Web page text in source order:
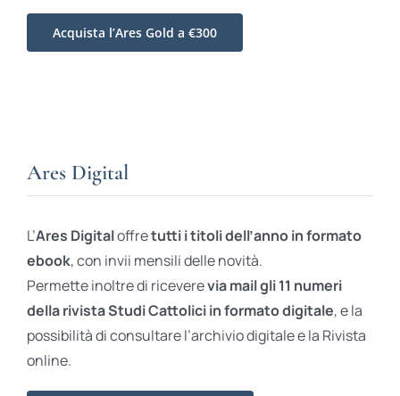
Acquista l’Ares Gold a €300
Ares Digital
L’Ares Digitaloffretutti i titoli dell’anno in formato
ebook, con invii mensili delle novità.
Permette inoltre di riceverevia mail gli 11 numeri
della rivista Studi Cattolici in formato digitale, e la
possibilità di consultare l’archivio digitale e la Rivista
online.